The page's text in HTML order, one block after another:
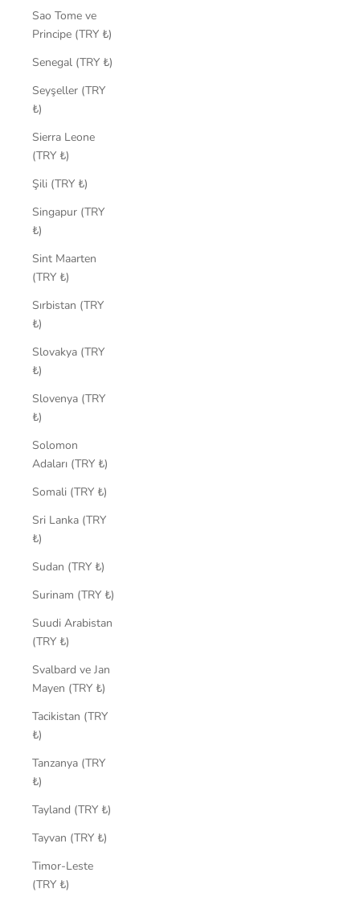
Sao Tome ve
Principe (TRY ₺)
Senegal (TRY ₺)
Seyşeller (TRY
₺)
Sierra Leone
(TRY ₺)
Şili (TRY ₺)
Singapur (TRY
₺)
Sint Maarten
(TRY ₺)
Sırbistan (TRY
₺)
Slovakya (TRY
₺)
Slovenya (TRY
₺)
Solomon
Adaları (TRY ₺)
Somali (TRY ₺)
Sri Lanka (TRY
₺)
Sudan (TRY ₺)
Surinam (TRY ₺)
Suudi Arabistan
(TRY ₺)
Svalbard ve Jan
Mayen (TRY ₺)
Tacikistan (TRY
₺)
Tanzanya (TRY
₺)
Tayland (TRY ₺)
Tayvan (TRY ₺)
Timor-Leste
(TRY ₺)